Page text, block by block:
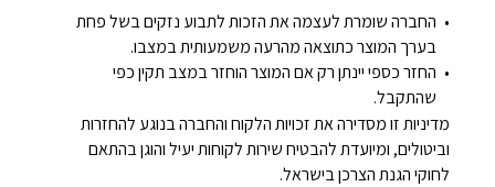
החברה שומרת לעצמה את הזכות לתבוע נזקים בשל פחת
בערך המוצר כתוצאה מהרעה משמעותית במצבו.
החזר כספי יינתן רק אם המוצר הוחזר במצב תקין כפי
שהתקבל.
מדיניות זו מסדירה את זכויות הלקוח והחברה בנוגע להחזרות
וביטולים, ומיועדת להבטיח שירות לקוחות יעיל והוגן בהתאם
לחוקי הגנת הצרכן בישראל.